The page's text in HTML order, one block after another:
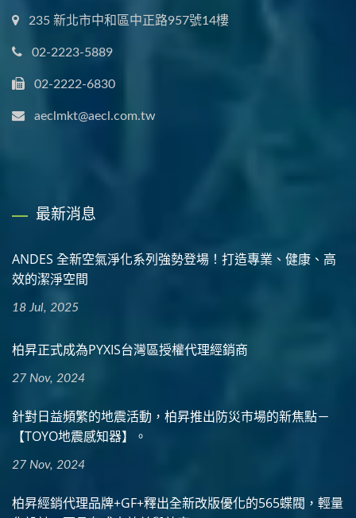
235 新北市中和區中正路957號14樓
02-2223-5889
02-2222-6830
aeclmkt@aecl.com.tw
最新消息
ANDES 全新空氣淨化系列強勢登場！打造專業、健康、高
效的潔淨空間
18 Jul, 2025
柏昇正式成為PYXIS台灣區授權代理經銷商
27 Nov, 2024
針對日益頻繁的地震活動，柏昇推出防災市場的新焦點－
【TOYO地震感知器】。
27 Nov, 2024
柏昇經銷代理品牌+GF+釋出全新改版優化的565蝶閥，輕量